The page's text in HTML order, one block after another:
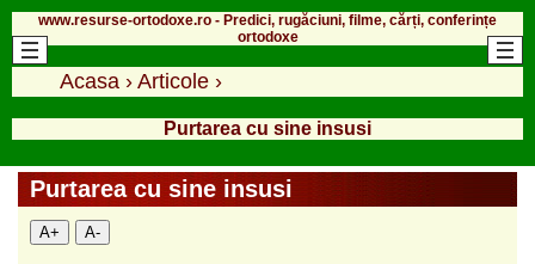
www.resurse-ortodoxe.ro - Predici, rugăciuni, filme, cărți, conferințe
ortodoxe
Acasa › Articole ›
Purtarea cu sine insusi
Purtarea cu sine insusi
A+ A-